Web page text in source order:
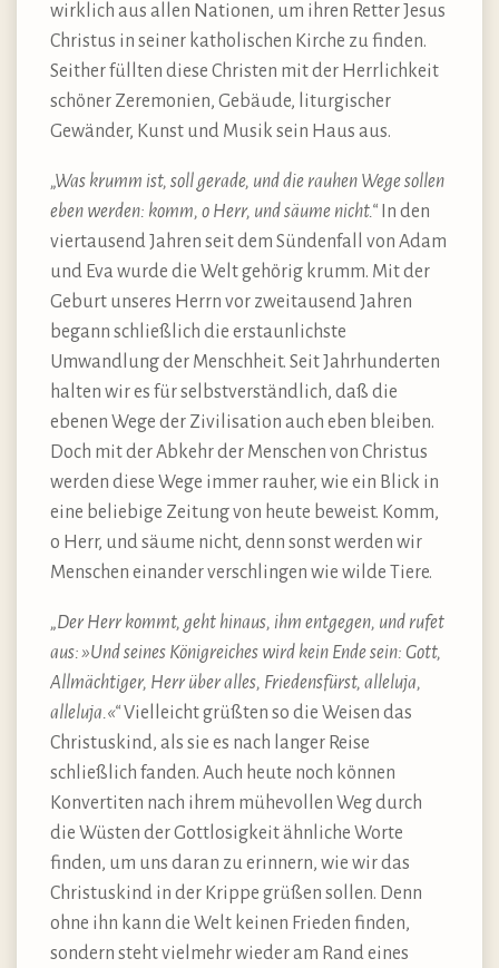
wirklich aus allen Nationen, um ihren Retter Jesus
Christus in seiner katholischen Kirche zu finden.
Seither füllten diese Christen mit der Herrlichkeit
schöner Zeremonien, Gebäude, liturgischer
Gewänder, Kunst und Musik sein Haus aus.
„Was krumm ist, soll gerade, und die rauhen Wege sollen
eben werden: komm, o Herr, und säume nicht.“ In den
viertausend Jahren seit dem Sündenfall von Adam
und Eva wurde die Welt gehörig krumm. Mit der
Geburt unseres Herrn vor zweitausend Jahren
begann schließlich die erstaunlichste
Umwandlung der Menschheit. Seit Jahrhunderten
halten wir es für selbstverständlich, daß die
ebenen Wege der Zivilisation auch eben bleiben.
Doch mit der Abkehr der Menschen von Christus
werden diese Wege immer rauher, wie ein Blick in
eine beliebige Zeitung von heute beweist. Komm,
o Herr, und säume nicht, denn sonst werden wir
Menschen einander verschlingen wie wilde Tiere.
„Der Herr kommt, geht hinaus, ihm entgegen, und rufet
aus: »Und seines Königreiches wird kein Ende sein: Gott,
Allmächtiger, Herr über alles, Friedensfürst, alleluja,
alleluja.«“Vielleicht grüßten so die Weisen das
Christuskind, als sie es nach langer Reise
schließlich fanden. Auch heute noch können
Konvertiten nach ihrem mühevollen Weg durch
die Wüsten der Gottlosigkeit ähnliche Worte
finden, um uns daran zu erinnern, wie wir das
Christuskind in der Krippe grüßen sollen. Denn
ohne ihn kann die Welt keinen Frieden finden,
sondern steht vielmehr wieder am Rand eines